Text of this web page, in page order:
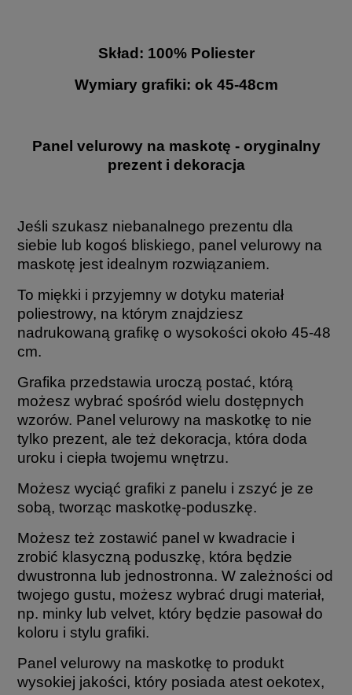
Skład: 100% Poliester
Wymiary grafiki: ok 45-48cm
Panel velurowy na maskotę - oryginalny
prezent i dekoracja
Jeśli szukasz niebanalnego prezentu dla
siebie lub kogoś bliskiego, panel velurowy na
maskotę jest idealnym rozwiązaniem.
To miękki i przyjemny w dotyku materiał
poliestrowy, na którym znajdziesz
nadrukowaną grafikę o wysokości około 45-48
cm.
Grafika przedstawia uroczą postać, którą
możesz wybrać spośród wielu dostępnych
wzorów. Panel velurowy na maskotkę to nie
tylko prezent, ale też dekoracja, która doda
uroku i ciepła twojemu wnętrzu.
Możesz wyciąć grafiki z panelu i zszyć je ze
sobą, tworząc maskotkę-poduszkę.
Możesz też zostawić panel w kwadracie i
zrobić klasyczną poduszkę, która będzie
dwustronna lub jednostronna. W zależności od
twojego gustu, możesz wybrać drugi materiał,
np. minky lub velvet, który będzie pasował do
koloru i stylu grafiki.
Panel velurowy na maskotkę to produkt
wysokiej jakości, który posiada atest oekotex,